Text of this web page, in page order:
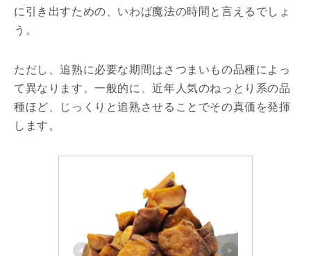
に引き出すための、いわば魔法の時間と言えるでしょ
う。
ただし、追熟に必要な期間はさつまいもの品種によっ
て異なります。一般的に、近年人気のねっとり系の品
種ほど、じっくりと追熟させることでその真価を発揮
します。